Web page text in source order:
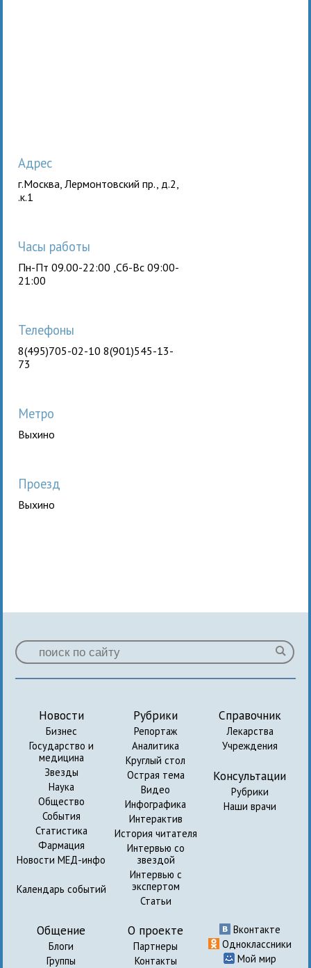
Адрес
г.Москва, Лермонтовский пр., д.2,
.к.1
Часы работы
Пн-Пт 09.00-22:00 ,Сб-Вс 09:00-
21:00
Телефоны
8(495)705-02-10 8(901)545-13-
73
Метро
Выхино
Проезд
Выхино
Новости
Бизнес
Государство и
медицина
Звезды
Наука
Общество
События
Статистика
Фармация
Новости МЕД-инфо
Календарь событий
Рубрики
Репортаж
Аналитика
Круглый стол
Острая тема
Видео
Инфографика
Интерактив
История читателя
Интервью со
звездой
Интервью с
экспертом
Статьи
Справочник
Лекарства
Учреждения
Консультации
Рубрики
Наши врачи
Общение
Блоги
Группы
О проекте
Партнеры
Контакты
Вконтакте
Одноклассники
Мой мир